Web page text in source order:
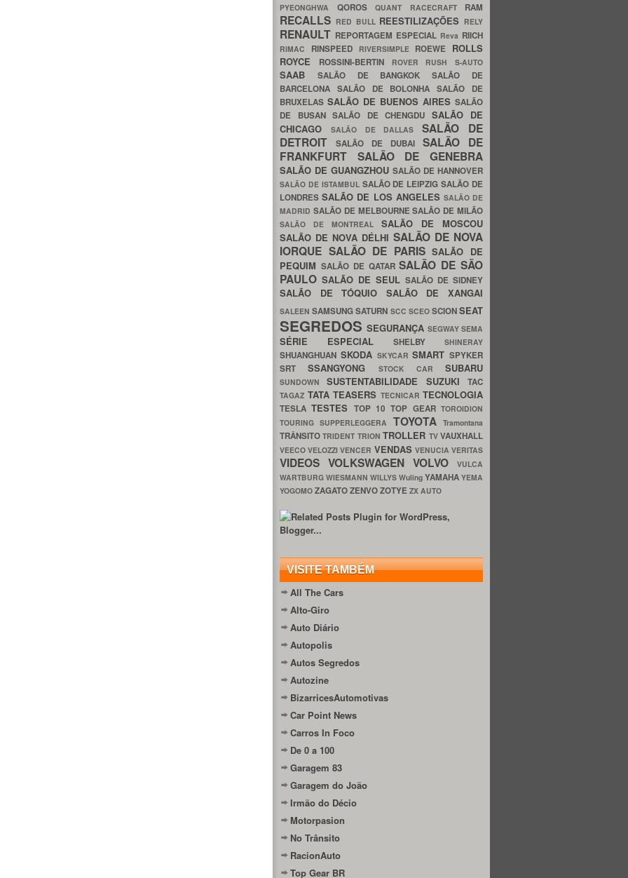
PYEONGHWA QOROS QUANT RACECRAFT RAM
RECALLS RED BULL REESTILIZAÇÕES RELY
RENAULT REPORTAGEM ESPECIAL Reva RIICH
RIMAC RINSPEED RIVERSIMPLE ROEWE ROLLS
ROYCE
ROSSINI-BERTIN ROVER RUSH S-AUTO
SAAB SALÃO DE BANGKOKSALÃO DE
BARCELONA SALÃO DE BOLONHASALÃO DE
BRUXELAS SALÃO DE BUENOS AIRES SALÃO
DE BUSAN SALÃO DE CHENGDU SALÃO DE
CHICAGO
SALÃO DE DALLASSALÃO DE
DETROIT
SALÃO DE DUBAI SALÃO DE
FRANKFURT SALÃO DE GENEBRA
SALÃO DE GUANGZHOU SALÃO DE HANNOVER
SALÃO DE ISTAMBUL SALÃO DE LEIPZIGSALÃO DE
LONDRESSALÃO DE LOS ANGELES SALÃO DE
MADRID SALÃO DE MELBOURNESALÃO DE MILÃO
SALÃO DE MONTREAL SALÃO DE MOSCOU
SALÃO DE NOVA DÉLHI SALÃO DE NOVA
IORQUE SALÃO DE PARISSALÃO DE
PEQUIM SALÃO DE QATARSALÃO DE SÃO
PAULO SALÃO DE SEUL SALÃO DE SIDNEY
SALÃO DE TÓQUIO SALÃO DE XANGAI
SALEENSAMSUNGSATURN SCC SCEO SCIONSEAT
SEGREDOSSEGURANÇA SEGWAYSEMA
SÉRIE ESPECIAL SHELBY SHINERAY
SHUANGHUAN SKODA SKYCARSMART SPYKER
SRTSSANGYONG STOCK CAR SUBARU
SUNDOWNSUSTENTABILIDADE SUZUKITAC
TAGAZ TATA TEASERS TECNICAR TECNOLOGIA
TESLATESTES TOP 10TOP GEARTOROIDION
TOURING SUPPERLEGGERA TOYOTATramontana
TRÂNSITOTRIDENT TRIONTROLLER TVVAUXHALL
VEECOVELOZZIVENCER VENDAS VENUCIAVERITAS
VIDEOS VOLKSWAGEN VOLVO
VULCA
WARTBURG WIESMANN WILLYS Wuling YAMAHA YEMA
YOGOMO ZAGATOZENVOZOTYE ZX AUTO
VISITE TAMBÉM
All The Cars
Alto-Giro
Auto Diário
Autopolis
Autos Segredos
Autozine
BizarricesAutomotivas
Car Point News
Carros In Foco
De 0 a 100
Garagem 83
Garagem do João
Irmão do Décio
Motorpasion
No Trânsito
RacionAuto
Top Gear BR